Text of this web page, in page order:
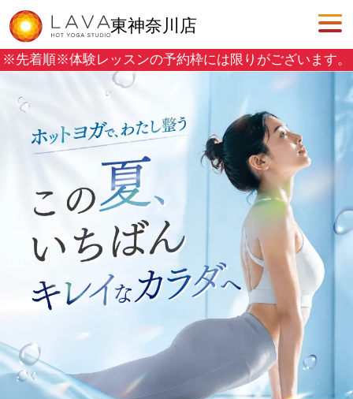
東神奈川店
※先着順※体験レッスンの予約枠には限りがございます。